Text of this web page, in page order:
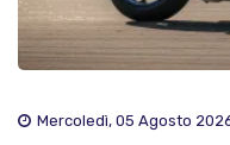
Mercoledì, 05 Agosto